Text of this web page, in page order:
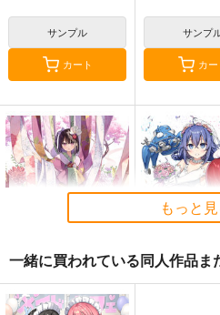
≪C108作品セット
≫B2タペストリー
【サークル：アニマル
マシーン】
アニマルマシーン
2,750円（税込）
サンプル
カート
黒白のアヴェ
神座万象・第
関
2,178
オリジナル
サンプル
カ
サンプル
カート
サンプ
カー
恋衣
もっと見
一緒に買われている同人作品ま